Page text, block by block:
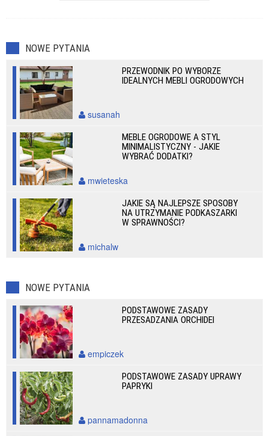
NOWE PYTANIA
PRZEWODNIK PO WYBORZE
IDEALNYCH MEBLI OGRODOWYCH
susanah
MEBLE OGRODOWE A STYL
MINIMALISTYCZNY - JAKIE
WYBRAĆ DODATKI?
mwieteska
JAKIE SĄ NAJLEPSZE SPOSOBY
NA UTRZYMANIE PODKASZARKI
W SPRAWNOŚCI?
michalw
NOWE PYTANIA
PODSTAWOWE ZASADY
PRZESADZANIA ORCHIDEI
empiczek
PODSTAWOWE ZASADY UPRAWY
PAPRYKI
pannamadonna